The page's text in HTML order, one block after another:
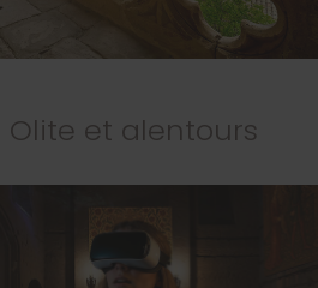
et alentours